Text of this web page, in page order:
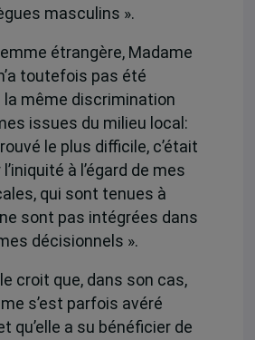
masculins ».
étrangère, Madame
toutefois pas été
même discrimination
issues du milieu local:
le plus difficile, c’était
à l’égard de mes
qui sont tenues à
ne sont pas intégrées dans
décisionnels ».
croit que, dans son cas,
s’est parfois avéré
qu’elle a su bénéficier de